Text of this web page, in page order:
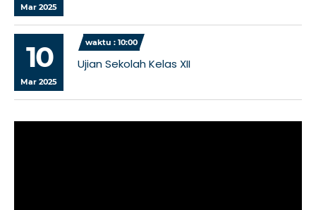
Mar 2025
10
Mar 2025
waktu : 10:00
Ujian Sekolah Kelas XII